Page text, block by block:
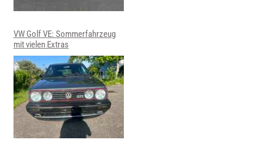
VW Golf VE: Sommerfahrzeug
mit vielen Extras